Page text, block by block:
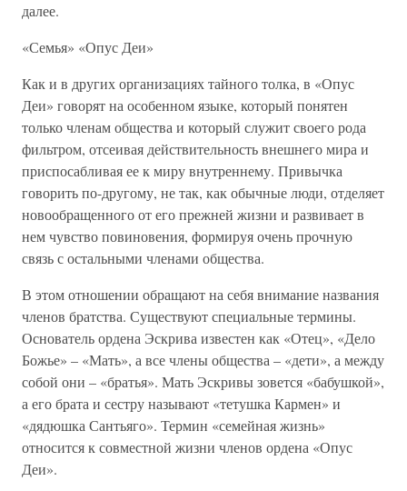
далее.
«Семья» «Опус Деи»
Как и в других организациях тайного толка, в «Опус
Деи» говорят на особенном языке, который понятен
только членам общества и который служит своего рода
фильтром, отсеивая действительность внешнего мира и
приспосабливая ее к миру внутреннему. Привычка
говорить по-другому, не так, как обычные люди, отделяет
новообращенного от его прежней жизни и развивает в
нем чувство повиновения, формируя очень прочную
связь с остальными членами общества.
В этом отношении обращают на себя внимание названия
членов братства. Существуют специальные термины.
Основатель ордена Эскрива известен как «Отец», «Дело
Божье» – «Мать», а все члены общества – «дети», а между
собой они – «братья». Мать Эскривы зовется «бабушкой»,
а его брата и сестру называют «тетушка Кармен» и
«дядюшка Сантьяго». Термин «семейная жизнь»
относится к совместной жизни членов ордена «Опус
Деи».